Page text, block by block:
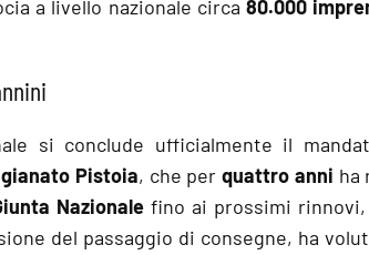
a livello nazionale circa80.000
si conclude ufficialmente il
Pistoia, che perquattro anni ha
Nazionale fino ai prossimi
del passaggio di consegne, ha